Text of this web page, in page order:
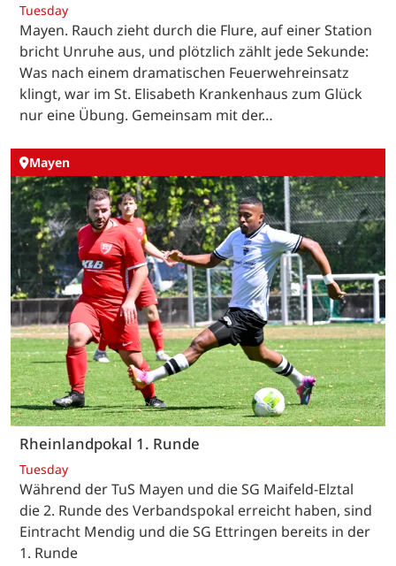
Tuesday
Mayen. Rauch zieht durch die Flure, auf einer Station
bricht Unruhe aus, und plötzlich zählt jede Sekunde:
Was nach einem dramatischen Feuerwehreinsatz
klingt, war im St. Elisabeth Krankenhaus zum Glück
nur eine Übung. Gemeinsam mit der…
Mayen
Rheinlandpokal 1. Runde
Tuesday
Während der TuS Mayen und die SG Maifeld-Elztal
die 2. Runde des Verbandspokal erreicht haben, sind
Eintracht Mendig und die SG Ettringen bereits in der
1. Runde